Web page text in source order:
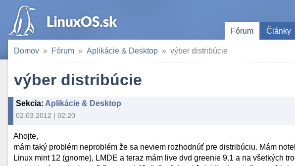
Fórum
Články
Domov Fórum Aplikácie & Desktop výber distribúcie
výber distribúcie
Sekcia: Aplikácie & Desktop
02.03.2012 | 02:20
Ahojte,
mám taký problém neproblém že sa neviem rozhodnúť pre distribúciu. Mám
Linux mint 12 (gnome), LMDE a teraz mám live dvd greenie 9.1 a na všetkých